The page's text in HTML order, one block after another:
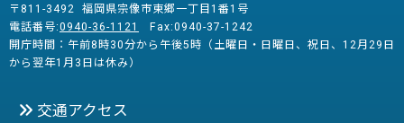
〒811-3492 福岡県宗像市東郷一丁目1番1号
電話番号:0940-36-1121
Fax:0940-37-1242
開庁時間：午前8時30分から午後5時（土曜日・日曜日、祝日、12月29日
から翌年1月3日は休み）
交通アクセス